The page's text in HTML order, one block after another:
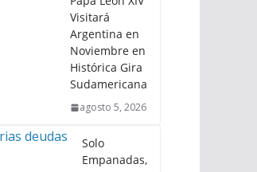
Visitará
Argentina en
Noviembre en
Histórica Gira
Sudamericana
agosto 5, 2026
Solo
Empanadas,